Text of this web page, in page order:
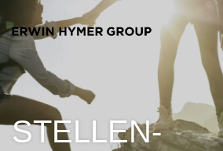
STELLEN-